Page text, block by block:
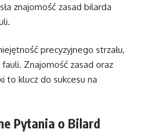
znajomość zasad bilarda
precyzyjnego strzału,
Znajomość zasad oraz
to klucz do sukcesu na
Pytania o Bilard